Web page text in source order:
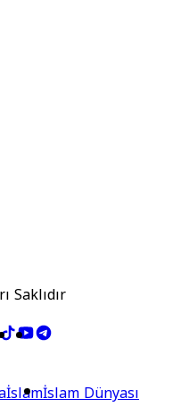
Saklıdır
İslamİslam Dünyası